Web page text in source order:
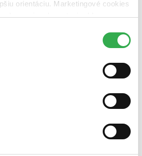
orientáciu. Marketingové cookies
relevantnej reklamy.
mohli používať všetky tieto